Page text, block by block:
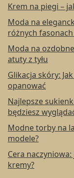
Krem na piegi –
Moda na
różnych
Moda na
atuty z tyłu
Glikacja skóry:
opanować
Najlepsze
będziesz
Modne torby na
modele?
Cera
kremy?